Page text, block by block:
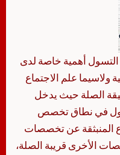
التسول أهمية خاصة لدى
ولاسيما علم الاجتماع
الصلة حيث يدخل
في نطاق تخصص
المنبثقة عن تخصصات
الأخرى قريبة الصلة،